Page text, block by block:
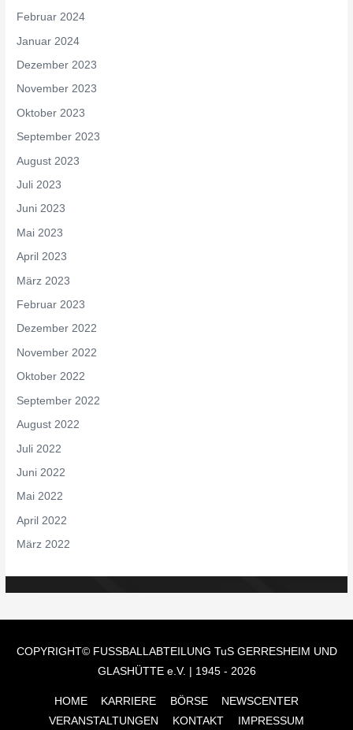
Februar 2024
Januar 2024
Dezember 2023
November 2023
Oktober 2023
September 2023
August 2023
Juli 2023
Juni 2023
Mai 2023
April 2023
März 2023
Februar 2023
Dezember 2022
November 2022
Oktober 2022
September 2022
August 2022
Juli 2022
Juni 2022
Mai 2022
April 2022
März 2022
COPYRIGHT© FUSSBALLABTEILUNG TuS GERRESHEIM UND
GLASHÜTTE e.V. | 1945 - 2026
HOME KARRIERE BÖRSE
NEWSCENTER
VERANSTALTUNGEN
KONTAKT IMPRESSUM